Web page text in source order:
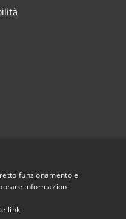
funzionamento e
informazioni
link